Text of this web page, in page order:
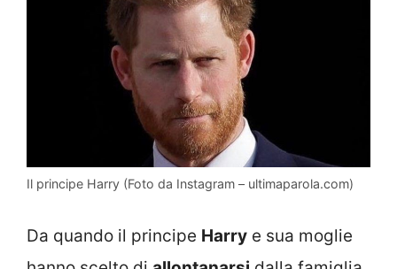
Il principe Harry (Foto da Instagram – ultimaparola.com)
Da quando il principe Harry e sua moglie